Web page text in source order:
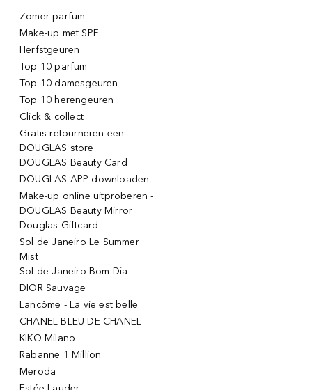
Zomer parfum
Make-up met SPF
Herfstgeuren
Top 10 parfum
Top 10 damesgeuren
Top 10 herengeuren
Click & collect
Gratis retourneren een
DOUGLAS store
DOUGLAS Beauty Card
DOUGLAS APP downloaden
Make-up online uitproberen -
DOUGLAS Beauty Mirror
Douglas Giftcard
Sol de Janeiro Le Summer
Mist
Sol de Janeiro Bom Dia
DIOR Sauvage
Lancôme - La vie est belle
CHANEL BLEU DE CHANEL
KIKO Milano
Rabanne 1 Million
Meroda